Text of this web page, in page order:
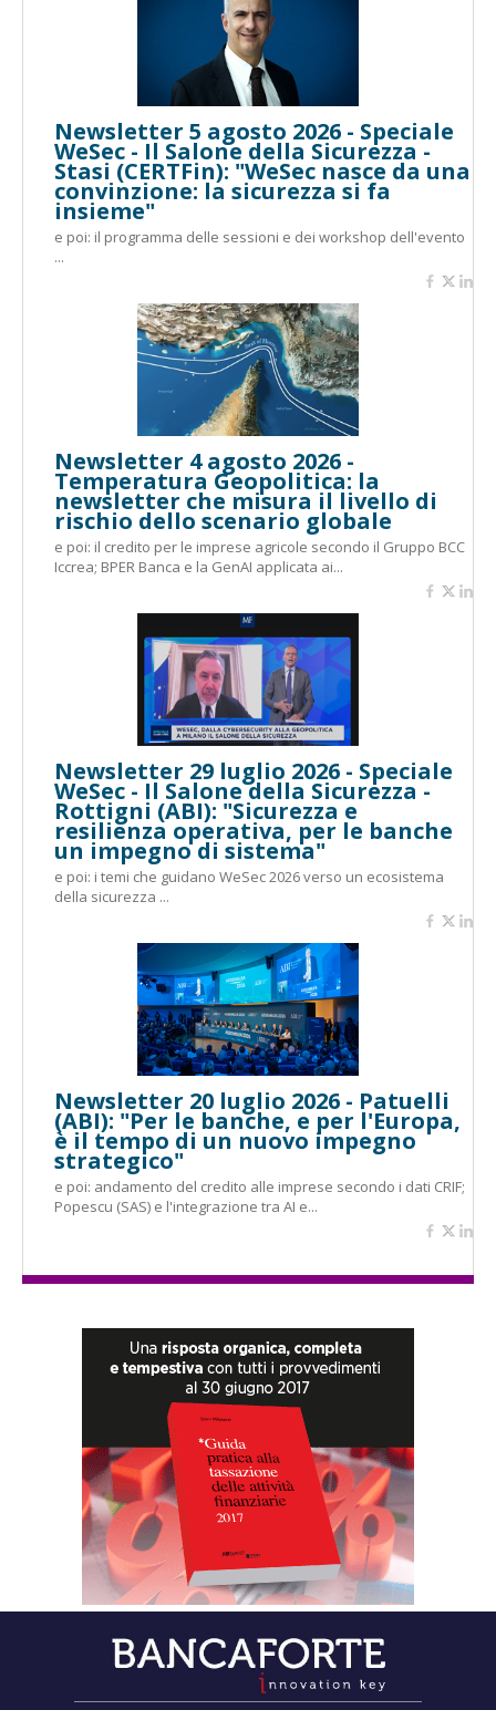
Newsletter 5 agosto 2026 - Speciale
WeSec - Il Salone della Sicurezza -
Stasi (CERTFin): "WeSec nasce da una
convinzione: la sicurezza si fa
insieme"
e poi: il programma delle sessioni e dei workshop dell'evento
...
Newsletter 4 agosto 2026 -
Temperatura Geopolitica: la
newsletter che misura il livello di
rischio dello scenario globale
e poi: il credito per le imprese agricole secondo il Gruppo BCC
Iccrea; BPER Banca e la GenAI applicata ai...
Newsletter 29 luglio 2026 - Speciale
WeSec - Il Salone della Sicurezza -
Rottigni (ABI): "Sicurezza e
resilienza operativa, per le banche
un impegno di sistema"
e poi: i temi che guidano WeSec 2026 verso un ecosistema
della sicurezza ...
Newsletter 20 luglio 2026 - Patuelli
(ABI): "Per le banche, e per l'Europa,
è il tempo di un nuovo impegno
strategico"
e poi: andamento del credito alle imprese secondo i dati CRIF;
Popescu (SAS) e l'integrazione tra AI e...